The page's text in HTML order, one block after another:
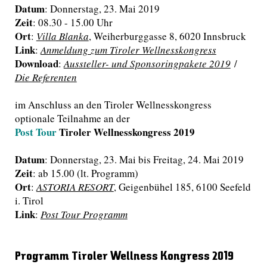
Datum: Donnerstag, 23. Mai 2019
Zeit: 08.30 - 15.00 Uhr
Ort: Villa Blanka, Weiherburggasse 8, 6020 Innsbruck
Link:Anmeldung zum Tiroler Wellnesskongress
Download:Aussteller- und Sponsoringpakete 2019/
Die Referenten
im Anschluss an den Tiroler Wellnesskongress
optionale Teilnahme an der
Post TourTiroler Wellnesskongress 2019
Datum: Donnerstag, 23. Mai bis Freitag, 24. Mai 2019
Zeit: ab 15.00 (lt. Programm)
Ort:ASTORIA RESORT, Geigenbühel 185, 6100 Seefeld
i. Tirol
Link: Post Tour Programm
Programm Tiroler Wellness Kongress 2019